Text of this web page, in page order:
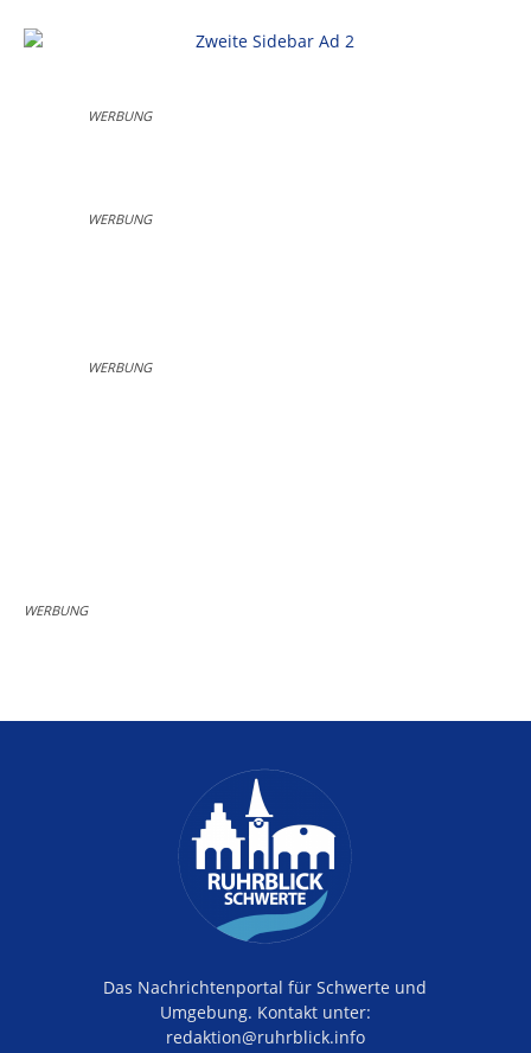
WERBUNG
WERBUNG
WERBUNG
WERBUNG
Das Nachrichtenportal für Schwerte und
Umgebung. Kontakt unter:
redaktion@ruhrblick.info